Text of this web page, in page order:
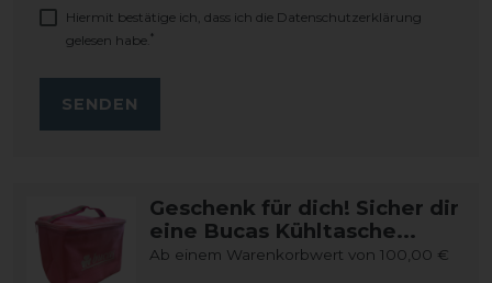
Hiermit bestätige ich, dass ich die Daten­schutz­erklärung
gelesen habe. *
SENDEN
Geschenk für dich! Sicher dir
eine Bucas Kühltasche...
Ab einem Warenkorbwert von 100,00 €